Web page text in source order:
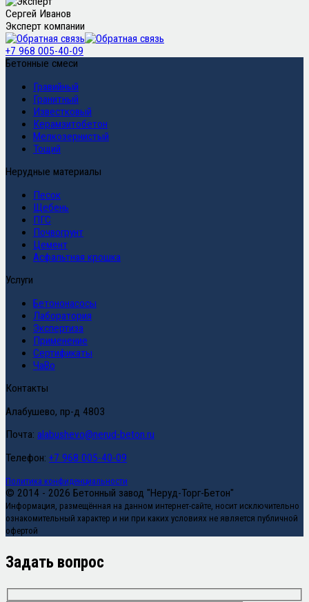
Сергей Иванов
Эксперт компании
+7 968 005-40-09
Бетонные смеси
Гравийный
Гранитный
Известковый
Керамзитобетон
Мелкозернистый
Тощий
Нерудные материалы
Песок
Щебень
ПГС
Почвогрунт
Цемент
Асфальтная крошка
Услуги
Бетононасосы
Лаборатория
Экспертиза
Применение
Сертификаты
ЧаВо
Контакты
Алабушево, пр-д 4803
Почта: alabushevo@nerud-beton.ru
Телефон: +7 968 005-40-09
Политика конфиденциальности
© 2014 - 2026 Бетонный завод "Неруд-Торг-Бетон"
Информация, размещённая на данном интернет-сайте, носит исключительно
ознакомительный характер и ни при каких условиях не является публичной
офертой
Задать вопрос